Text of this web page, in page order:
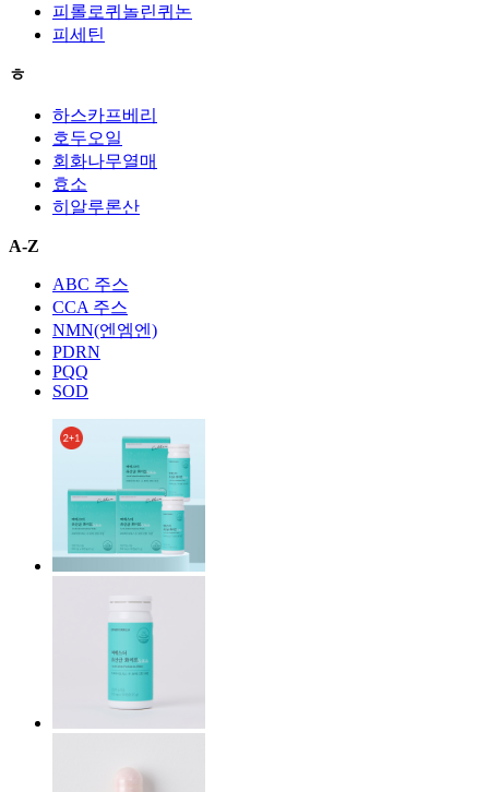
피롤로퀴놀린퀴논
피세틴
ㅎ
하스카프베리
호두오일
회화나무열매
효소
히알루론산
A-Z
ABC 주스
CCA 주스
NMN(엔엠엔)
PDRN
PQQ
SOD